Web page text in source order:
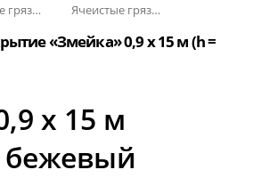
Ячеистые грязезащитные покрытия Ячеистые грязезащитные покрытия «Змейка» (Zig-Zag)
«Змейка» 0,9 х 15 м (h =
х 15 м